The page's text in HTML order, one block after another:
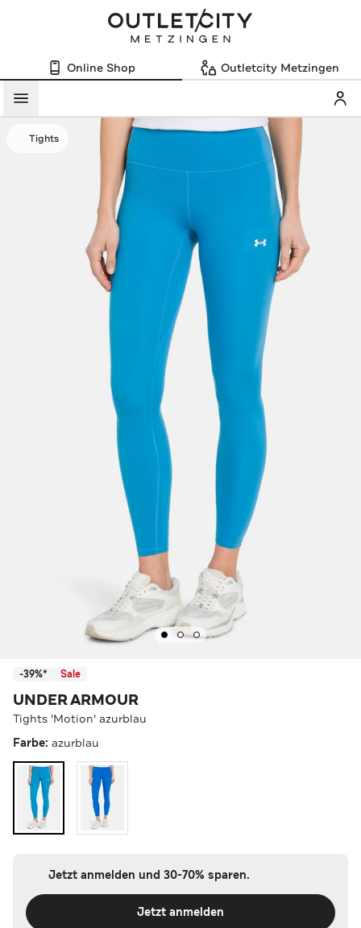
Online Shop Outletcity Metzingen
Menü
Tights
-39%* Sale
UNDER ARMOUR
Tights 'Motion' azurblau
Farbe: azurblau
Jetzt anmelden und 30-70% sparen.
Jetzt anmelden